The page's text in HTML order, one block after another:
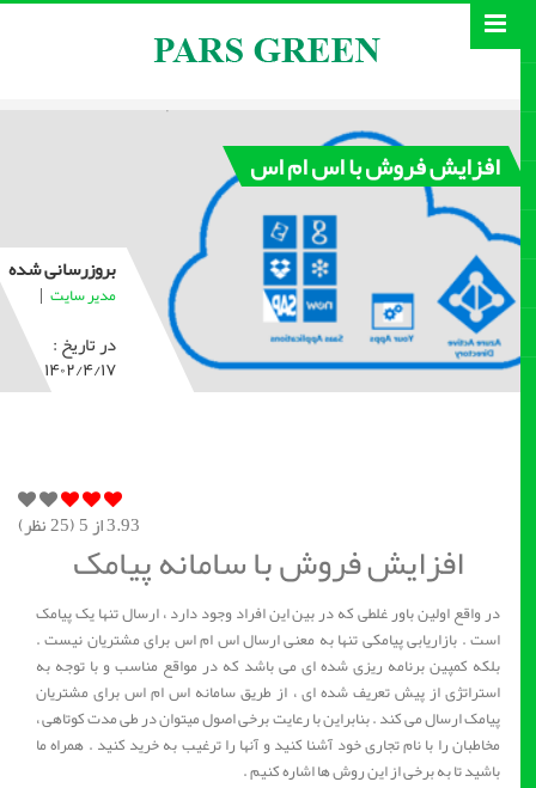
افزایش فروش با اس ام اس
بروزرسانی شده
مدیر سایت |
در تاریخ :
۱۴۰۲/۴/۱۷
3.93از 5 ( 25نظر)
افزایش فروش با سامانه پیامک
در واقع اولین باور غلطی که در بین این افراد وجود دارد ، ارسال تنها یک پیامک
است . بازاریابی پیامکی تنها به معنی ارسال اس ام اس برای مشتریان نیست .
بلکه کمپین برنامه ریزی شده ای می باشد که در مواقع مناسب و با توجه به
استراتژی از پیش تعریف شده ای ، از طریق سامانه اس ام اس برای مشتریان
پیامک ارسال می کند . بنابراین با رعایت برخی اصول میتوان در طی مدت کوتاهی ،
مخاطبان را با نام تجاری خود آشنا کنید و آنها را ترغیب به خرید کنید . همراه ما
باشید تا به برخی از این روش ها اشاره کنیم .